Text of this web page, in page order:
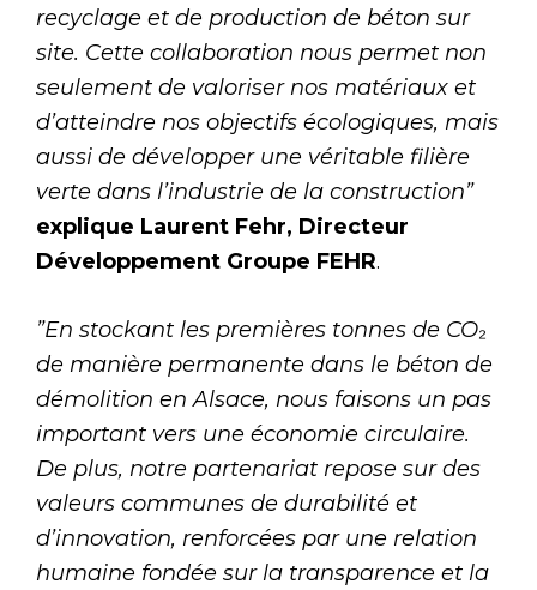
recyclage et de production de béton sur
site. Cette collaboration nous permet non
seulement de valoriser nos matériaux et
d’atteindre nos objectifs écologiques, mais
aussi de développer une véritable filière
verte dans l’industrie de la construction”
explique Laurent Fehr, Directeur
Développement Groupe FEHR.
”En stockant les premières tonnes de CO₂
de manière permanente dans le béton de
démolition en Alsace, nous faisons un pas
important vers une économie circulaire.
De plus, notre partenariat repose sur des
valeurs communes de durabilité et
d’innovation, renforcées par une relation
humaine fondée sur la transparence et la